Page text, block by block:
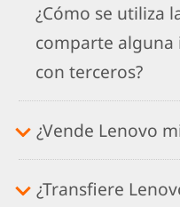
¿Cómo se utiliza
comparte
con terceros?
¿Vende Lenovo
¿Transfiere